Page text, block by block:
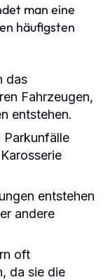
man eine
häufigsten
das
Fahrzeugen,
entstehen.
Parkunfälle
entstehen
andere
oft
da sie die